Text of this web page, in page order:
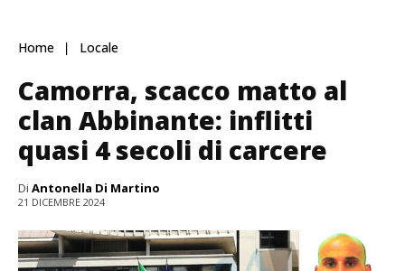
Home Locale
Camorra, scacco matto al
clan Abbinante: inflitti
quasi 4 secoli di carcere
Di Antonella Di Martino
21 DICEMBRE 2024